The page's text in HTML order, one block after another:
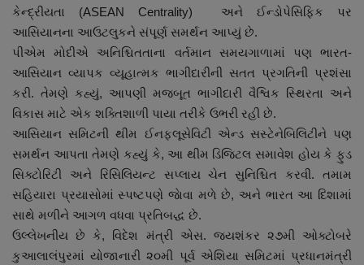
સ્વાસ્થ્ય
કેન્દ્રીયતા (ASEAN Centrality) અને ઈન્ડોપેસિફિક પર
આસિયાનના આઉટલુકને સંપૂર્ણ સમર્થન આપ્યું છે.
પીએમ મોદીએ અનિશ્ચિતતાના વર્તમાન સમયગાળામાં પણ ભારત-
આસિયાન વ્યાપક વ્યૂહાત્મક ભાગીદારીની સતત પ્રગતિની પ્રશંસા
કરી. તેમણે કહ્યું, આપણી મજબૂત ભાગીદારી વૈશ્વિક સ્થિરતા અને
વિકાસ માટે એક શક્તિશાળી પાયા તરીકે ઉભરી રહી છે.
આસિયાન સમિટની થીમ ઈનફ્લૂસેવિટી એન્ડ સસ્ટેનેબિલિટીને પણ
સમર્થન આપતા તેમણે કહ્યું કે, આ થીમ ડિજિટલ સમાવેશ હોય કે ફુડ
સિક્ટોરિટી અને રિસિલિયન્ટ સપ્લાય ચેન સુનિશ્ચિત કરવી. તમામ
સહિયારા પ્રયાસોમાં સ્પષ્ટપણે જાેવા મળે છે, અને ભારત આ દિશામાં
સાથે મળીને આગળ વધવા પ્રતિબદ્ધ છે.
ઉલ્લેખનીય છે કે, વિદેશ મંત્રી એસ. જયશંકર ૨૭મી ઓક્ટોબરે
કુઆલાલંપુરમાં યોજાનારી ૨૦મી પૂર્વ એશિયા સમિટમાં પ્રધાનમંત્રી